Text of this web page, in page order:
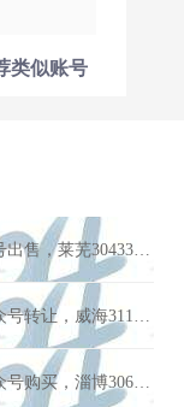
类似账号
2018年注册订阅公众号，风水类微信公众号出售，莱芜30433粉丝，女粉多，高质量账号出售
2015年注册订阅公众账号，漫画类微信公众号转让，威海31114粉丝，女粉多，千万不要错过
2018年注册订阅公众账号，体育类微信公众号购买，淄博30619粉丝，女粉多，价格便宜